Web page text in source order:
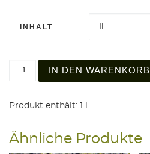
INHALT
IN DEN WARENKORB
Produkt enthält: 1
Ähnliche Produkte